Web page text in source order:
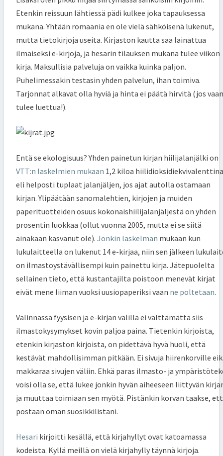
Etenkin reissuun lähtiessä pädi kulkee joka tapauksessa
mukana. Yhtään romaania en ole vielä sähköisenä lukenut,
mutta tietokirjoja useita. Kirjaston kautta saa lainattua
ilmaiseksi e-kirjoja, ja hesarin tilauksen mukana tulee viikon
kirja. Maksullisia palveluja on vaikka kuinka paljon.
Puhelimessakin testasin yhden palvelun, ihan toimiva.
Tarjonnat alkavat olla hyviä ja hinta ei päätä hirvitä (jos vaan
tulee luettua!).
Entä se ekologisuus? Yhden painetun kirjan hiilijalanjälki on
VTT:n laskelmien mukaan 1,2 kiloa hiilidioksidiekvivalenttina
eli helposti tuplaat jalanjäljen, jos ajat autolla ostamaan
kirjan. Ylipäätään sanomalehtien, kirjojen ja muiden
paperituotteiden osuus kokonaishiilijalanjäljestä on yhden
prosentin luokkaa (ollut vuonna 2005, mutta ei se siitä
ainakaan kasvanut ole). Jonkin laskelman mukaan kun
lukulaitteella on lukenut 14 e-kirjaa, niin sen jälkeen
on ilmastoystävällisempi kuin painettu kirja. Jätepuolelta
sellainen tieto, että kustantajilta poistoon menevät kirjat
eivät mene liiman vuoksi uusiopaperiksi vaan ne poltetaan.
Valinnassa fyysisen ja e-kirjan välillä ei välttämättä siis
ilmastokysymykset kovin paljoa paina. Tietenkin kirjoista,
etenkin kirjaston kirjoista, on pidettävä hyvä huoli, että
kestävät mahdollisimman pitkään. Ei sivuja hiirenkorville
makkaraa sivujen väliin. Ehkä paras ilmasto- ja
voisi olla se, että lukee jonkin hyvän aiheeseen liittyvän
ja muuttaa toimiaan sen myötä. Pistänkin korvan taakse,
postaan oman suosikkilistani.
Hesari kirjoitti kesällä, että kirjahyllyt ovat katoamassa
kodeista. Kyllä meillä on vielä kirjahylly täynnä kirjoja.